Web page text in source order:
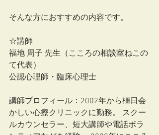
そんな方におすすめの内容です。
☆講師
福地 周子 先生（こころの相談室ねこの
て代表）
公認心理師・臨床心理士
講師プロフィール：2002年から橿日会
かしい心療クリニックに勤務。 スクー
ルカウンセラー、短大講師や電話ボラ